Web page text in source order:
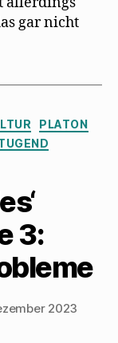
gar nicht
PLATON
3:
2023